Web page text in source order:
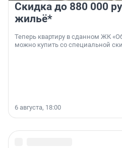
Скидка до 880 000
жильё*
Теперь квартиру в сданном ЖК
можно купить со специальной
6 августа, 18:00